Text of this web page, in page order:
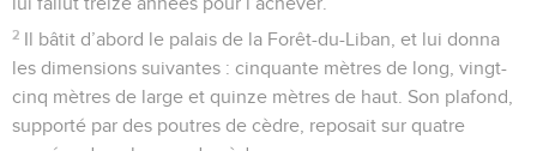
2 Il bâtit d’abord le palais de la Forêt-du-Liban, et lui donna
les dimensions suivantes : cinquante mètres de long, vingt-
cinq mètres de large et quinze mètres de haut. Son plafond,
supporté par des poutres de cèdre, reposait sur quatre